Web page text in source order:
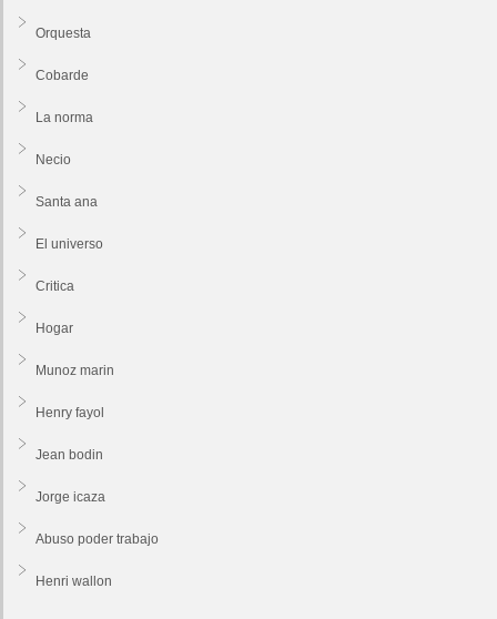
Orquesta
Cobarde
La norma
Necio
Santa ana
El universo
Critica
Hogar
Munoz marin
Henry fayol
Jean bodin
Jorge icaza
Abuso poder trabajo
Henri wallon